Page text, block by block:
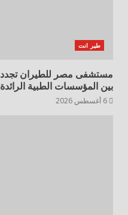
طير انت
بين المؤسسات الطبية الرائدة